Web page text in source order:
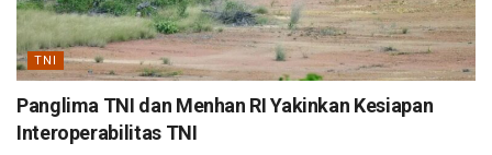
TNI
Panglima TNI dan Menhan RI Yakinkan Kesiapan
Interoperabilitas TNI